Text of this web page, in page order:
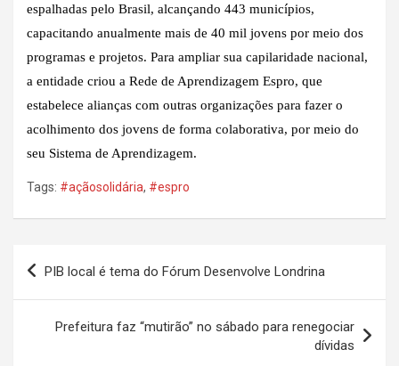
espalhadas pelo Brasil, alcançando 443 municípios,
capacitando anualmente mais de 40 mil jovens por meio dos
programas e projetos. Para ampliar sua capilaridade nacional,
a entidade criou a Rede de Aprendizagem Espro, que
estabelece alianças com outras organizações para fazer o
acolhimento dos jovens de forma colaborativa, por meio do
seu Sistema de Aprendizagem.
Tags: #açãosolidária, #espro
PIB local é tema do Fórum Desenvolve Londrina
Prefeitura faz “mutirão” no sábado para renegociar
dívidas